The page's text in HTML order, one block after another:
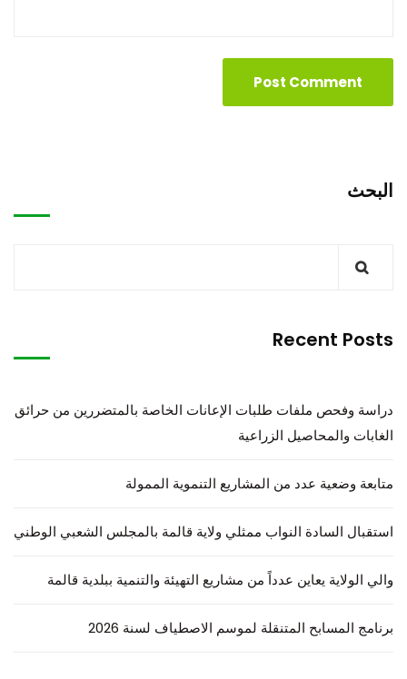
البحث
Recent Posts
دراسة وفحص ملفات طلبات الإعانات الخاصة بالمتضررين من حرائق
الغابات والمحاصيل الزراعية
متابعة وضعية عدد من المشاريع التنموية الممولة
استقبال السادة النواب ممثلي ولاية قالمة بالمجلس الشعبي الوطني
والي الولاية يعاين عدداً من مشاريع التهيئة والتنمية ببلدية قالمة
برنامج المسابح المتنقلة لموسم الاصطياف لسنة 2026